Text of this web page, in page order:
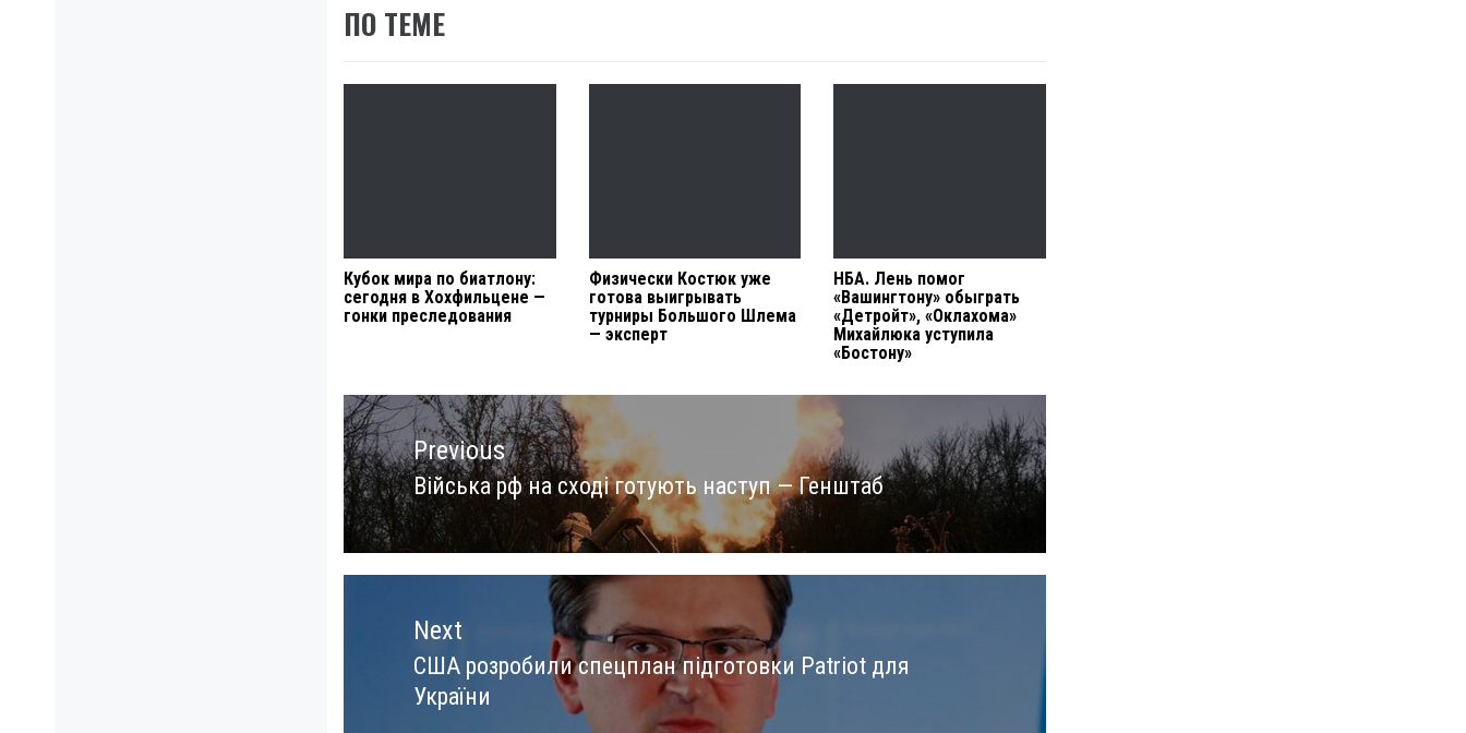
ПО ТЕМЕ
Кубок мира по биатлону:
сегодня в Хохфильцене —
гонки преследования
Физически Костюк уже
готова выигрывать
турниры Большого Шлема
— эксперт
НБА. Лень помог
«Вашингтону» обыграть
«Детройт», «Оклахома»
Михайлюка уступила
«Бостону»
Навигация
по
записямPrevious
Previous
post:
Війська рф на сході готують наступ — Генштаб
Next
Next
post:
США розробили спецплан підготовки Patriot для
України